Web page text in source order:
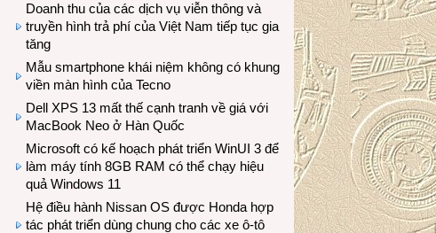
Doanh thu của các dịch vụ viễn thông và
truyền hình trả phí của Việt Nam tiếp tục gia
tăng
Mẫu smartphone khái niệm không có khung
viền màn hình của Tecno
Dell XPS 13 mất thế cạnh tranh về giá với
MacBook Neo ở Hàn Quốc
Microsoft có kế hoạch phát triển WinUI 3 để
làm máy tính 8GB RAM có thể chạy hiệu
quả Windows 11
Hệ điều hành Nissan OS được Honda hợp
tác phát triển dùng chung cho các xe ô-tô